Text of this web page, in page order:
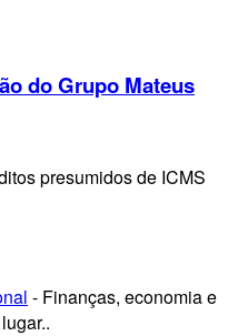
do Grupo Mateus
presumidos de ICMS
- Finanças, economia e